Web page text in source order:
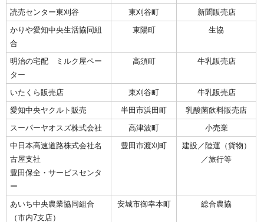
読売センター東刈谷
東刈谷町
新聞販売店
かりや愛知中央生活協同組
合
東陽町 生協
明治の宅配 ミルク屋ペー
ター
高須町 牛乳販売店
いたくら販売店 東刈谷町
牛乳販売店
愛知中央ヤクルト販売
半田市浜田町
乳酸菌飲料販売店
スーパーヤオスズ株式会社
高津波町
小売業
中日本高速道路株式会社名
古屋支社
豊田保全・サービスセンタ
ー
豊田市渡刈町
建設／陸運（貨物）
／旅行等
あいち中央農業協同組合
（市内7支店）
安城市御幸本町 総合農協